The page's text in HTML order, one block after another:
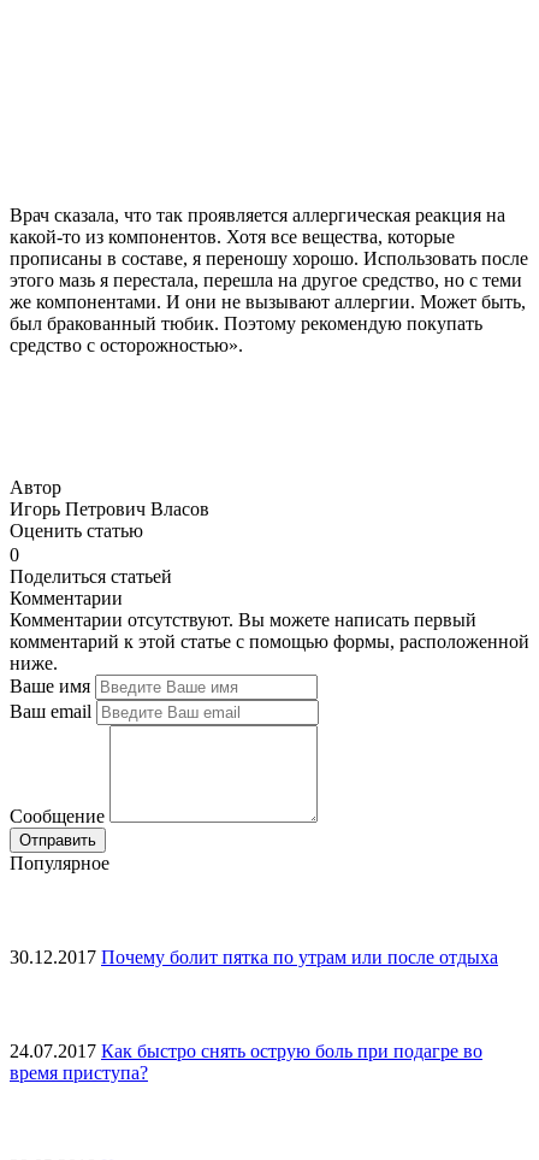
Врач сказала, что так проявляется аллергическая реакция на
какой-то из компонентов. Хотя все вещества, которые
прописаны в составе, я переношу хорошо. Использовать после
этого мазь я перестала, перешла на другое средство, но с теми
же компонентами. И они не вызывают аллергии. Может быть,
был бракованный тюбик. Поэтому рекомендую покупать
средство с осторожностью».
Автор
Игорь Петрович Власов
Оценить статью
0
Поделиться статьей
Комментарии
Комментарии отсутствуют. Вы можете написать первый
комментарий к этой статье с помощью формы, расположенной
ниже.
Ваше имя
Ваш email
Сообщение
Популярное
30.12.2017 Почему болит пятка по утрам или после отдыха
24.07.2017 Как быстро снять острую боль при подагре во
время приступа?